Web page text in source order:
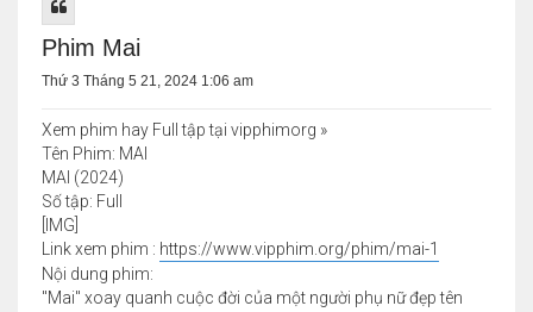
Phim Mai
Thứ 3 Tháng 5 21, 2024 1:06 am
Xem phim hay Full tập tại vipphimorg »
Tên Phim: MAI
MAI (2024)
Số tập: Full
[​IMG]
Link xem phim : https://www.vipphim.org/phim/mai-1
Nội dung phim:
"Mai" xoay quanh cuộc đời của một người phụ nữ đẹp tên